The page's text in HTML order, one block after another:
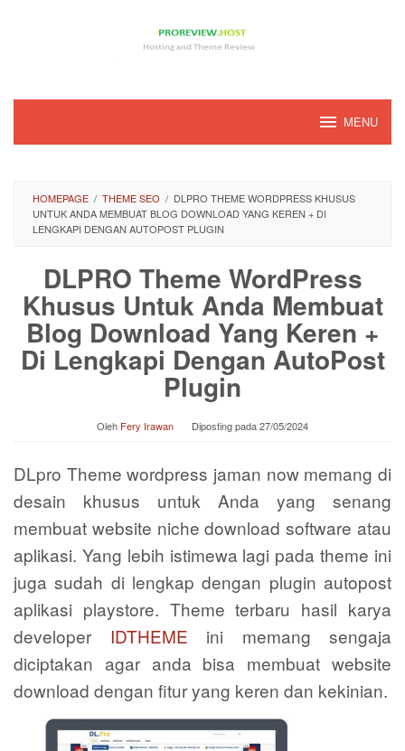
MENU
HOMEPAGE / THEME SEO / DLPRO THEME WORDPRESS KHUSUS
UNTUK ANDA MEMBUAT BLOG DOWNLOAD YANG KEREN + DI
LENGKAPI DENGAN AUTOPOST PLUGIN
DLPRO Theme WordPress
Khusus Untuk Anda Membuat
Blog Download Yang Keren +
Di Lengkapi Dengan AutoPost
Plugin
Oleh Fery Irawan Diposting pada27/05/2024
DLpro Theme wordpress jaman now memang di
desain khusus untuk Anda yang senang
membuat website niche download software atau
aplikasi. Yang lebih istimewa lagi pada theme ini
juga sudah di lengkap dengan plugin autopost
aplikasi playstore. Theme terbaru hasil karya
developer IDTHEME ini memang sengaja
diciptakan agar anda bisa membuat website
download dengan fitur yang keren dan kekinian.